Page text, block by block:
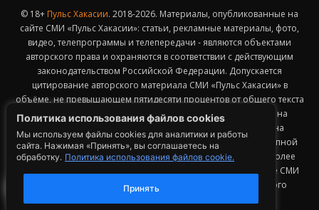
Политика использования файлов cookies
Мы используем файлы cookies для аналитики и работы
сайта. Нажимая «Принять», вы соглашаетесь на
обработку. Политика использования файлов cookie.
Принять
© 18+ Пульс Хакасии. 2018-2026. Материалы, опубликованные на
сайте СМИ «Пульс Хакасии»: статьи, рекламные материалы, фото,
видео, телепрограммы и телепередачи - являются объектами
авторского права и охраняются в соответствии с действующим
законодательством Российской Федерации. Допускается
цитирование авторского материала СМИ «Пульс Хакасии» в
объёме, не превышающем пятидесяти процентов от общего текста
публикации с обязательным размещением гиперссылки на
страницу заимствования материала. Гиперссылка должна
размещаться в тексте цитируемого материала и быть доступной
для индексации поисковыми системами. Заимствование более
50% общего объема материала, опубликованного на сайте СМИ
«Пульс Хакасии», возможно исключительно с письменного